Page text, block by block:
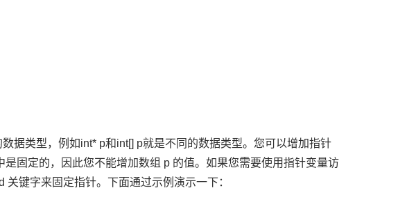
据类型，例如int* p和int[] p就是不同的数据类型。您可以增加指针
固定的，因此您不能增加数组 p 的值。如果您需要使用指针变量访
键字来固定指针。下面通过示例演示一下：